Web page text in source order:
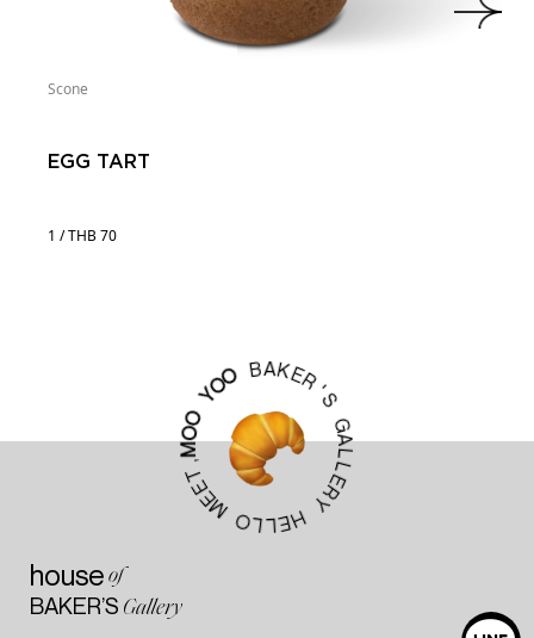
Scone
EGG TART
1 / THB 70
house of
BAKER’S Gallery
M
O
O
Y
O
O BAKER'S
G
A
L
L
E
R
Y
H
E
L
L
O
M
E
E
T